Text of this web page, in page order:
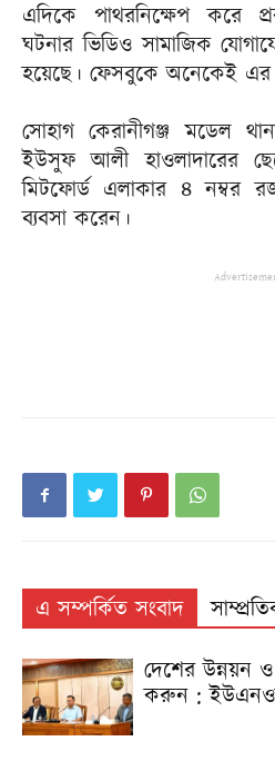
এদিকে পাথরনিক্ষেপ করে
ঘটনার ভিডিও সামাজিক
হয়েছে। ফেসবুকে অনেকেই এর
সোহাগ কেরানীগঞ্জ মডেল
ইউসুফ আলী হাওলাদারের
মিটফোর্ড এলাকার ৪ নম্বর
ব্যবসা করেন।
এ সম্পর্কিত সংবাদ
দেশের উন্নয়ন
করুন :